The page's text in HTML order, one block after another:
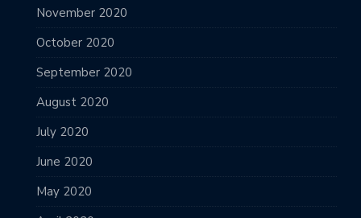
November 2020
October 2020
September 2020
August 2020
July 2020
June 2020
May 2020